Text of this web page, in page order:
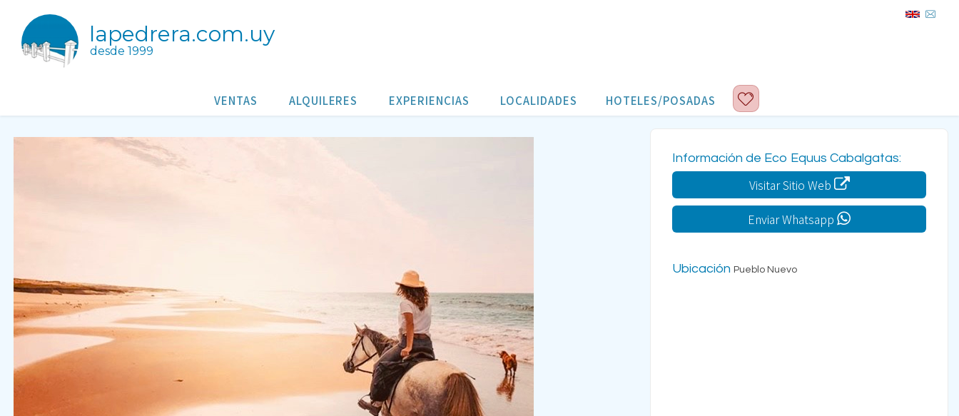
lapedrera.com.uy
desde 1999
VENTAS ALQUILERES EXPERIENCIAS LOCALIDADES HOTELES/POSADAS
Eco Equus Cabalgatas
Información de Eco Equus Cabalgatas:
Visitar Sitio Web
Enviar Whatsapp
Ubicación Pueblo Nuevo